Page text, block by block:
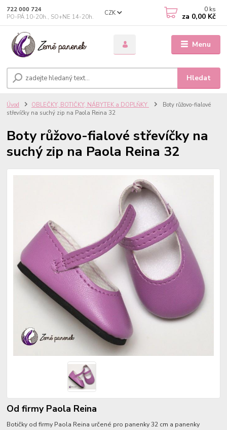
Menu
CZK
Hledat
722 000 724
PO-PÁ 10-20h., SO+NE 14-20h.
0 ks
za 0,00 Kč
Úvod OBLEČKY, BOTIČKY, NÁBYTEK a DOPLŇKY
Boty růžovo-fialové
střevíčky na suchý zip na Paola Reina 32
Boty růžovo-fialové střevíčky na
suchý zip na Paola Reina 32
Od firmy Paola Reina
Botičky od firmy Paola Reina určené pro panenky 32 cm a panenky